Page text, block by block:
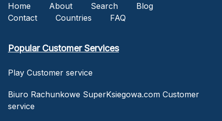
Home About Search
Blog
Contact
Countries FAQ
Popular Customer Services
Play Customer service
Biuro Rachunkowe SuperKsiegowa.com Customer
service